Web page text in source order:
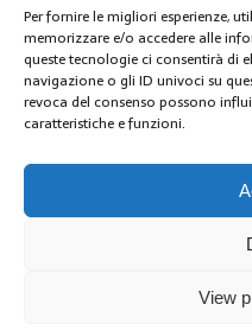
Per fornire le migliori esperienze,
memorizzare e/o accedere alle
queste tecnologie ci consentirà di
navigazione o gli ID univoci su
revoca del consenso possono
caratteristiche e funzioni.
View
MESSAGGIO DI
MONACO AL